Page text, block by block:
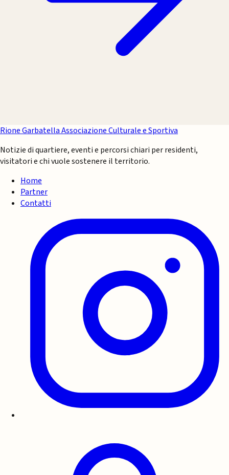
Rione GarbatellaAssociazione Culturale e Sportiva
Notizie di quartiere, eventi e percorsi chiari per residenti,
visitatori e chi vuole sostenere il territorio.
Home
Partner
Contatti